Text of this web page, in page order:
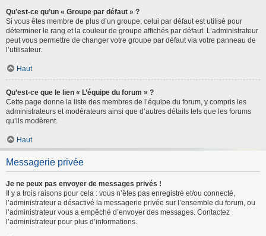
Qu’est-ce qu’un « Groupe par défaut » ?
Si vous êtes membre de plus d’un groupe, celui par défaut est utilisé pour
déterminer le rang et la couleur de groupe affichés par défaut. L’administrateur
peut vous permettre de changer votre groupe par défaut via votre panneau de
l’utilisateur.
Haut
Qu’est-ce que le lien « L’équipe du forum » ?
Cette page donne la liste des membres de l’équipe du forum, y compris les
administrateurs et modérateurs ainsi que d’autres détails tels que les forums
qu’ils modèrent.
Haut
Messagerie privée
Je ne peux pas envoyer de messages privés !
Il y a trois raisons pour cela : vous n’êtes pas enregistré et/ou connecté,
l’administrateur a désactivé la messagerie privée sur l’ensemble du forum, ou
l’administrateur vous a empêché d’envoyer des messages. Contactez
l’administrateur pour plus d’informations.